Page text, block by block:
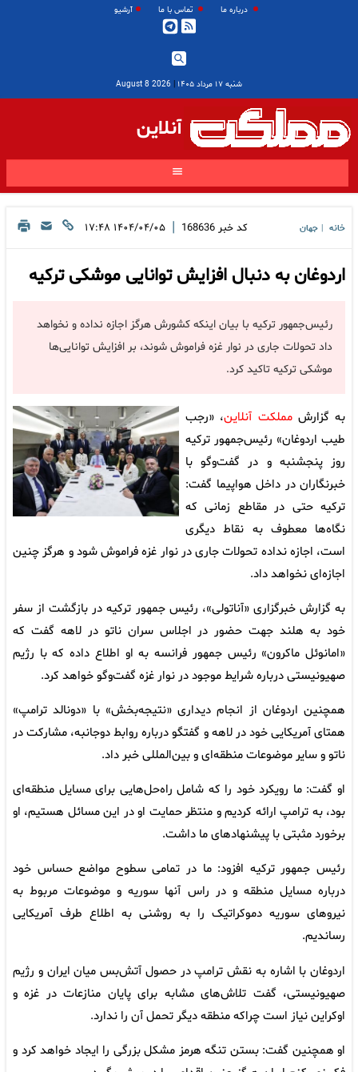
درباره ما تماس با ما آرشیو
شنبه ۱۷ مرداد ۱۴۰۵ |
2026 August 8
آنلاین
خانه جهان کد خبر 168636
| ۱۴۰۴/۰۴/۰۵ ۱۷:۴۸
اردوغان به دنبال افزایش توانایی موشکی ترکیه
رئیس‌جمهور ترکیه با بیان اینکه کشورش هرگز اجازه نداده و نخواهد
داد تحولات جاری در نوار غزه فراموش شوند، بر افزایش توانایی‌ها
موشکی ترکیه تاکید کرد.
به گزارشمملکت آنلاین، «رجب
طیب اردوغان» رئیس‌جمهور ترکیه
روز پنجشنبه و در گفت‌وگو با
خبرنگاران در داخل هواپیما گفت:
ترکیه حتی در مقاطع زمانی که
نگاه‌ها معطوف به نقاط دیگری
است، اجازه نداده تحولات جاری در نوار غزه فراموش شود و هرگز چنین
اجازه‌ای نخواهد داد.
به گزارش خبرگزاری «آناتولی»، رئیس جمهور ترکیه در بازگشت از سفر
خود به هلند جهت حضور در اجلاس سران ناتو در لاهه گفت که
«امانوئل ماکرون» رئیس جمهور فرانسه به او اطلاع داده که با رژیم
صهیونیستی درباره شرایط موجود در نوار غزه گفت‌وگو خواهد کرد.
همچنین اردوغان از انجام دیداری «نتیجه‌بخش» با «دونالد ترامپ»
همتای آمریکایی خود در لاهه و گفتگو درباره روابط دوجانبه، مشارکت در
ناتو و سایر موضوعات منطقه‌ای و بین‌المللی خبر داد.
او گفت: ما رویکرد خود را که شامل راه‌حل‌هایی برای مسایل منطقه‌ای
بود، به ترامپ ارائه کردیم و منتظر حمایت او در این مسائل هستیم، او
برخورد مثبتی با پیشنهادهای ما داشت.
رئیس جمهور ترکیه افزود: ما در تمامی سطوح مواضع حساس خود
درباره مسایل منطقه و در راس آنها سوریه و موضوعات مربوط به
نیروهای سوریه دموکراتیک را به روشنی به اطلاع طرف آمریکایی
رساندیم.
اردوغان با اشاره به نقش ترامپ در حصول آتش‌بس میان ایران و رژیم
صهیونیستی، گفت تلاش‌های مشابه برای پایان منازعات در غزه و
اوکراین نیاز است چراکه منطقه دیگر تحمل آن را ندارد.
او همچنین گفت: بستن تنگه هرمز مشکل بزرگی را ایجاد خواهد کرد و